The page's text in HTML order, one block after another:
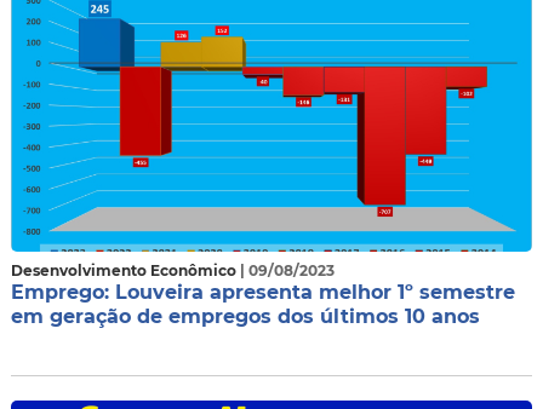
Desenvolvimento Econômico | 09/08/2023
Emprego: Louveira apresenta melhor 1º semestre
em geração de empregos dos últimos 10 anos